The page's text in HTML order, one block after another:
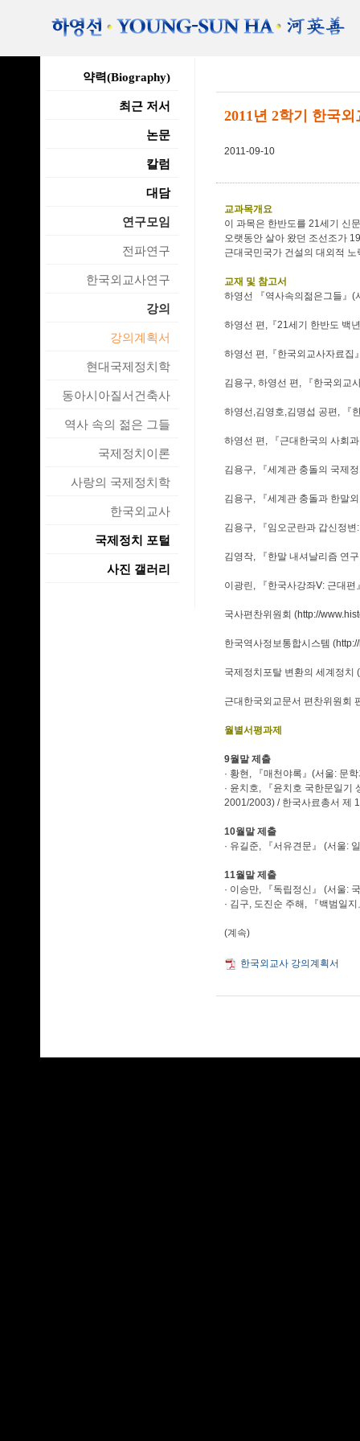
약력(Biography)
최근 저서
논문
칼럼
대담
연구모임
전파연구
한국외교사연구
강의
강의계획서
현대국제정치학
동아시아질서건축사
역사 속의 젊은 그들
국제정치이론
사랑의 국제정치학
한국외교사
국제정치 포털
사진 갤러리
2011년 2학기 한국외
2011-09-10
교과목개요
이 과목은 한반도를 21세기 신
오랫동안 살아 왔던 조선조가
근대국민국가 건설의 대외적
교재 및 참고서
하영선 『역사속의젊은그들』
하영선 편,『21세기 한반도 백
하영선 편,『한국외교사자료집
김용구, 하영선 편, 『한국외교
하영선,김영호,김명섭 공편, 『
하영선 편, 『근대한국의 사회
김용구, 『세계관 충돌의 국제
김용구, 『세계관 충돌과 한말
김용구, 『임오군란과 갑신정
김영작, 『한말 내셔날리즘 연
이광린, 『한국사강좌Ⅴ: 근대
국사편찬위원회 (http://
한국역사정보통합시스템 (
국제정치포탈 변환의 세계정치 (
근대한국외교문서 편찬위원회
월별서평과제
9월말 제출
· 황현, 『매천야록』(서울: 문
· 윤치호, 『윤치호 국한문일
2001/2003) / 한국사료총서 제
10월말 제출
· 유길준, 『서유견문』 (서울:
11월말 제출
· 이승만, 『독립정신』 (서울:
· 김구, 도진순 주해, 『백범일
(계속)
한국외교사 강의계획서